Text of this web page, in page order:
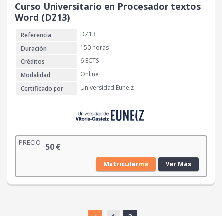
Curso Universitario en Procesador textos
Word (DZ13)
Referencia
DZ13
Duración
150 horas
Créditos
6 ECTS
Modalidad
Online
Certificado por
Universidad Euneiz
PRECIO 50 €
Matricularme Ver Más